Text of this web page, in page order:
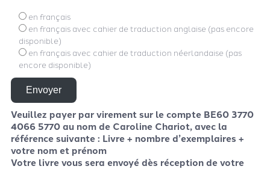
en français
en français avec cahier de traduction anglaise (pas encore
disponible)
en français avec cahier de traduction néerlandaise (pas
encore disponible)
Veuillez payer par virement sur le compte BE60 3770
4066 5770 au nom de Caroline Chariot, avec la
référence suivante : Livre + nombre d’exemplaires +
votre nom et prénom
Votre livre vous sera envoyé dès réception de votre